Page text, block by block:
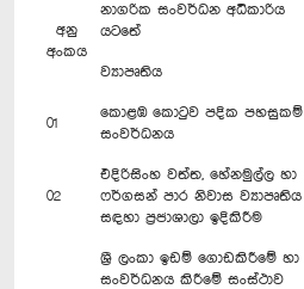
අනු
අංකය
නාගරික සංවර්ධන අධිකාරිය
යටතේ
ව්‍යාපෘතිය
01
කොළඹ කොටුව පදික පහසුකම්
සංවර්ධනය
02
එදිරිසිංහ වත්ත, හේනමුල්ල හා
ෆර්ගසන් පාර නිවාස ව්‍යාපෘතිය
සඳහා ප්‍රජාශාලා ඉදිකිරීම
ශ්‍රී ලංකා ඉඩම් ගොඩකිරීමේ හා
සංවර්ධනය කිරීමේ සංස්ථාව